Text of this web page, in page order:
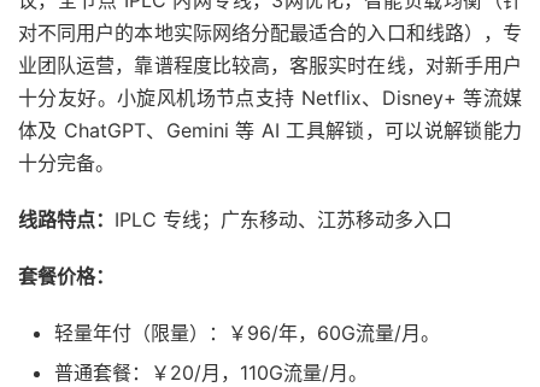
对不同用户的本地实际网络分配最适合的入口和线路），专
业团队运营，靠谱程度比较高，客服实时在线，对新手用户
十分友好。小旋风机场节点支持 Netflix、Disney+ 等流媒
体及 ChatGPT、Gemini 等 AI 工具解锁，可以说解锁能力
十分完备。
线路特点： IPLC 专线；广东移动、江苏移动多入口
套餐价格：
轻量年付（限量）：￥96/年，60G流量/月。
普通套餐：￥20/月，110G流量/月。